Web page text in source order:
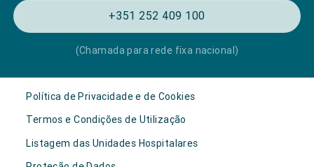
+351 252 409 100
(Chamada para rede fixa nacional)
Política de Privacidade e de Cookies
Termos e Condições de Utilização
Listagem das Unidades Hospitalares